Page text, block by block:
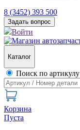
8 (3452) 393 500
Задать вопрос
Войти
Каталог
Поиск по артикулу
Корзина
Пуста